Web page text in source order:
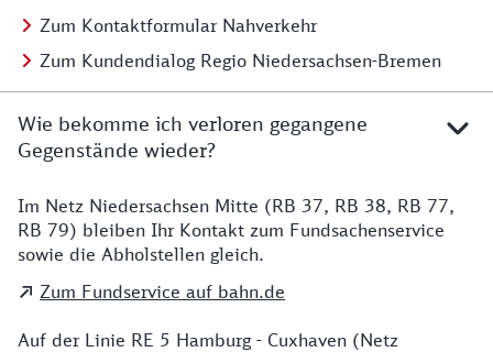
Zum Kontaktformular Nahverkehr
Zum Kundendialog Regio Niedersachsen-Bremen
Wie bekomme ich verloren gegangene
Gegenstände wieder?
Details zu Kontakt
Im Netz Niedersachsen Mitte (RB 37, RB 38, RB 77,
RB 79) bleiben Ihr Kontakt zum Fundsachenservice
sowie die Abholstellen gleich.
Zum Fundservice auf bahn.de
Auf der Linie RE 5 Hamburg - Cuxhaven (Netz